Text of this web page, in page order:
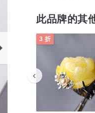
此品牌的其
3 折